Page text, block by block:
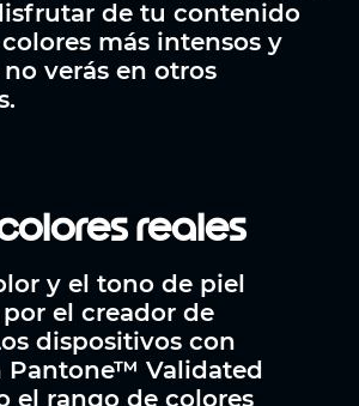
de tu contenido
más intensos y
verás en otros
reales
y el tono de piel
el creador de
dispositivos con
Validated
el rango de colores